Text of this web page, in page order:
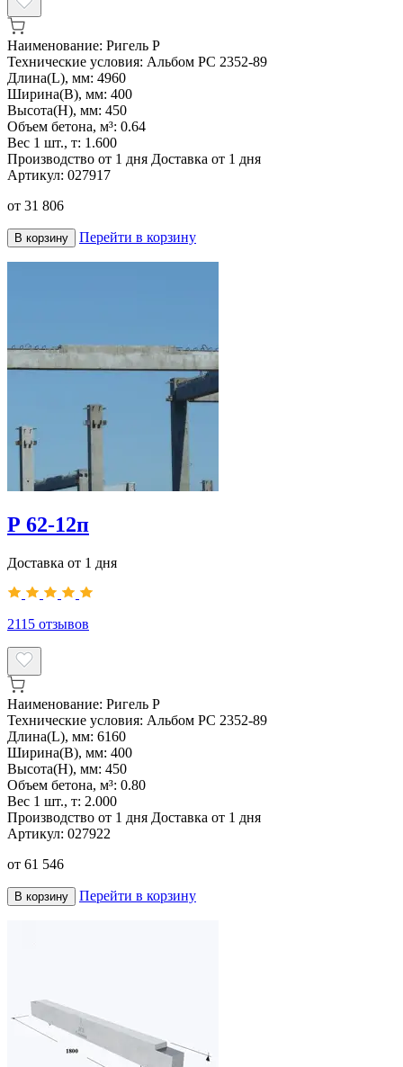
Наименование: Ригель Р
Технические условия: Альбом РС 2352-89
Длина(L), мм: 4960
Ширина(B), мм: 400
Высота(H), мм: 450
Объем бетона, м³: 0.64
Вес 1 шт., т: 1.600
Производство от 1 дня Доставка от 1 дня
Артикул: 027917
от 31 806
В корзину Перейти в корзину
Р 62-12п
Доставка от 1 дня
2115 отзывов
Наименование: Ригель Р
Технические условия: Альбом РС 2352-89
Длина(L), мм: 6160
Ширина(B), мм: 400
Высота(H), мм: 450
Объем бетона, м³: 0.80
Вес 1 шт., т: 2.000
Производство от 1 дня Доставка от 1 дня
Артикул: 027922
от 61 546
В корзину Перейти в корзину